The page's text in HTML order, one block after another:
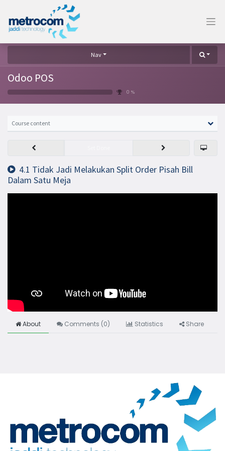
Nav
Odoo POS
0 %
Course content
4.1 Tidak Jadi Melakukan Split Order Pisah Bill
Dalam Satu Meja
About Comments (0) Statistics Share